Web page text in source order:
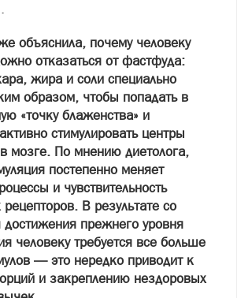
объяснила, почему человеку
отказаться от фастфуда:
жира и соли специально
образом, чтобы попадать в
«точку блаженства» и
стимулировать центры
в мозге. По мнению диетолога,
постепенно меняет
и чувствительность
В результате со
прежнего уровня
человеку требуется все больше
— это нередко приводит к
и закреплению нездоровых